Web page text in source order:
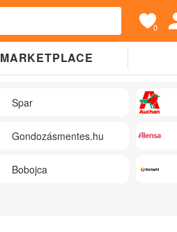
0
MARKETPLACE
Spar
Gondozásmentes.hu
Bobojca